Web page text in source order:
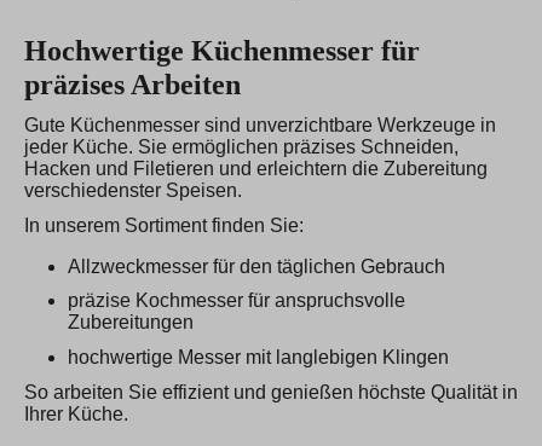
Hochwertige Küchenmesser für
präzises Arbeiten
Gute Küchenmesser sind unverzichtbare Werkzeuge in
jeder Küche. Sie ermöglichen präzises Schneiden,
Hacken und Filetieren und erleichtern die Zubereitung
verschiedenster Speisen.
In unserem Sortiment finden Sie:
Allzweckmesser für den täglichen Gebrauch
präzise Kochmesser für anspruchsvolle
Zubereitungen
hochwertige Messer mit langlebigen Klingen
So arbeiten Sie effizient und genießen höchste Qualität in
Ihrer Küche.